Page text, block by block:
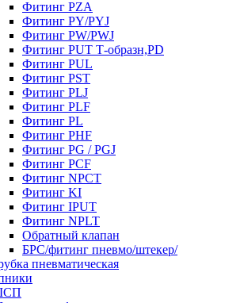
Фитинг PZA
Фитинг PY/PYJ
Фитинг PW/PWJ
Фитинг PUT Т-образн,PD
Фитинг PUL
Фитинг PST
Фитинг PLJ
Фитинг PLF
Фитинг PL
Фитинг PHF
Фитинг PG / PGJ
Фитинг PCF
Фитинг NPCT
Фитинг KI
Фитинг IPUT
Фитинг NPLT
Обратный клапан
БРС/фитинг пневмо/штекер/
пневматическая